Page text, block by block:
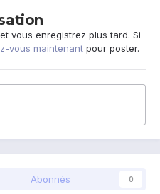
vous enregistrez plus tard. Si
vous maintenant pour poster.
Abonnés 0